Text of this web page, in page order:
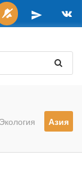
Экология Азия